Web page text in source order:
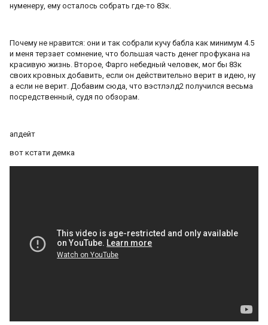
нуменеру, ему осталось собрать где-то 83к.
Почему не нравится: они и так собрали кучу бабла как минимум 4.5
и меня терзает сомнение, что большая часть денeг профукана на
красивую жизнь. Второе, Фарго небедный человек, мог бы 83к
своих кровных добавить, если он действительно верит в идею, ну
а если не верит. Добавим сюда, что вэстлэлд2 получился весьма
посредственный, судя по обзорам.
апдейт
вот кстати демка